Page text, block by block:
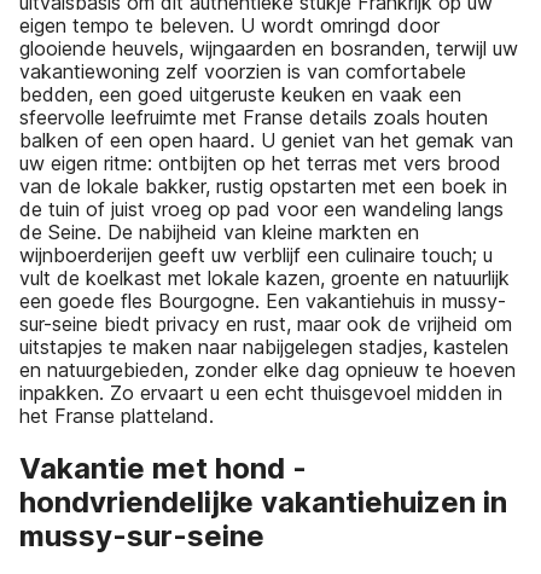
eigen tempo te beleven. U wordt omringd door
glooiende heuvels, wijngaarden en bosranden, terwijl uw
vakantiewoning zelf voorzien is van comfortabele
bedden, een goed uitgeruste keuken en vaak een
sfeervolle leefruimte met Franse details zoals houten
balken of een open haard. U geniet van het gemak van
uw eigen ritme: ontbijten op het terras met vers brood
van de lokale bakker, rustig opstarten met een boek in
de tuin of juist vroeg op pad voor een wandeling langs
de Seine. De nabijheid van kleine markten en
wijnboerderijen geeft uw verblijf een culinaire touch; u
vult de koelkast met lokale kazen, groente en natuurlijk
een goede fles Bourgogne. Een vakantiehuis in mussy-
sur-seine biedt privacy en rust, maar ook de vrijheid om
uitstapjes te maken naar nabijgelegen stadjes, kastelen
en natuurgebieden, zonder elke dag opnieuw te hoeven
inpakken. Zo ervaart u een echt thuisgevoel midden in
het Franse platteland.
Vakantie met hond -
hondvriendelijke vakantiehuizen in
mussy-sur-seine